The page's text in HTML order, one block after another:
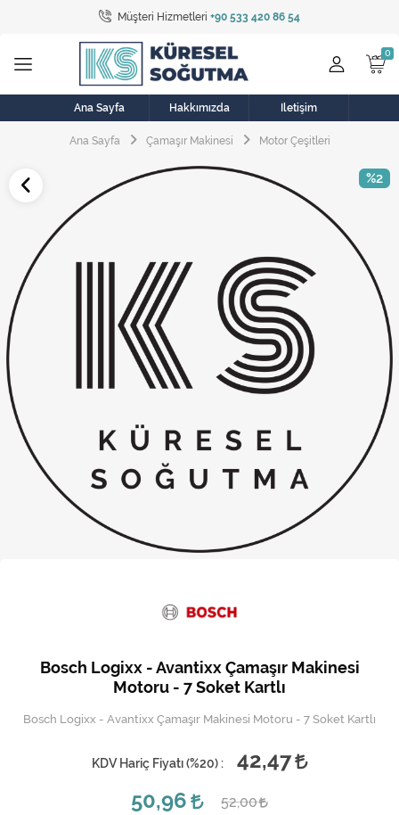
Müşteri Hizmetleri +90 533 420 86 54
Tüm Kategoriler
Bulaşık Makinesi
Buzdolabı
Çamaşır Kurutma Makinesi
Elektrikli Aksamlar
Elektrikli Süpürge
Fan
Fırın, Ocak ve Aspiratör
Klima
Kombi
Musluk
Soğutma Sistemleri
Şofben ve Termosifon
Ana Sayfa Hakkımızda İletişim
Ana Sayfa Çamaşır Makinesi Motor Çeşitleri
%2
Bosch Logixx - Avantixx Çamaşır Makinesi
Motoru - 7 Soket Kartlı
Bosch Logixx - Avantixx Çamaşır Makinesi Motoru - 7 Soket Kartlı
KDV Hariç Fiyatı (%20) :
42,47
50,96
52,00